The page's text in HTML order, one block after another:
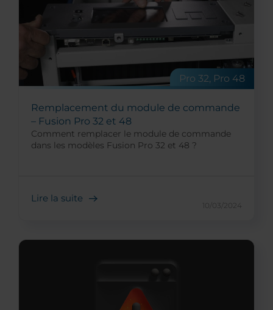
Pro 32, Pro 48
Remplacement du module de commande
– Fusion Pro 32 et 48
Comment remplacer le module de commande
dans les modèles Fusion Pro 32 et 48 ?
Lire la suite
10/03/2024